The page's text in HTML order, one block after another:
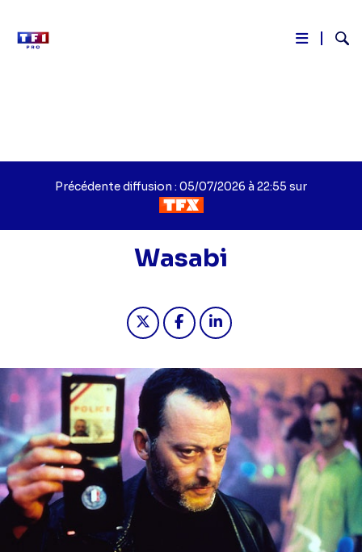
Précédente diffusion : 05/07/2026 à 22:55 sur
Wasabi
Partager "Wasabi - Wasabi" sur
Partager "Wasabi - Wasabi"
Diaporama